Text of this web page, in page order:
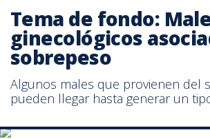
Tema de fondo:
ginecológicos
sobrepeso
Algunos males que provienen del
pueden llegar hasta generar un